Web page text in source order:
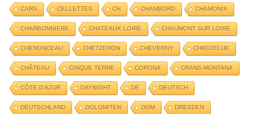
CARS CELLETTES CH CHAMBORD CHAMONIX
CHARBONNIERE CHATEAUX LOIRE CHAUMONT SUR LOIRE
CHENONCEAU CHETZERON CHEVERNY CHRÜZFLUE
CHÂTEAU CINQUE TERRE CORONA CRANS-MONTANA
CÔTE D'AZUR DAYNIGHT DE DEUTSCH
DEUTSCHLAND DOLOMITEN DOM DRESDEN